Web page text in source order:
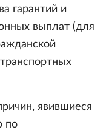
гарантий и
выплат (для
явившиеся
по